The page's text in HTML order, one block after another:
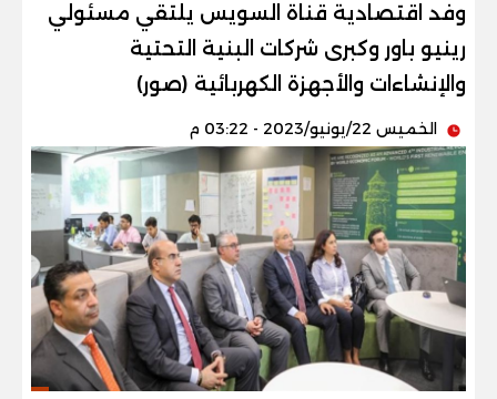
وفد اقتصادية قناة السويس يلتقي مسئولي
رينيو باور وكبرى شركات البنية التحتية
والإنشاءات والأجهزة الكهربائية (صور)
الخميس 22/يونيو/2023 - 03:22 م